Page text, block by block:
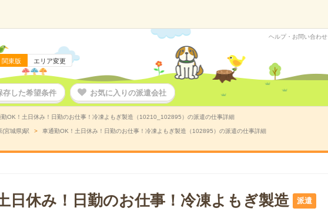
関東版 エリア変更
ヘルプ・お問い合わせ
存した希望条件 お気に入りの派遣会社
勤OK！土日休み！日勤のお仕事！冷凍よもぎ製造（10210_102895）の派遣の仕事詳細
(宮城県)駅 車通勤OK！土日休み！日勤のお仕事！冷凍よもぎ製造（102895）の派遣の仕事詳細
日休み！日勤のお仕事！冷凍よもぎ製造 派遣